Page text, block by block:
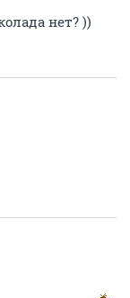
нет? ))